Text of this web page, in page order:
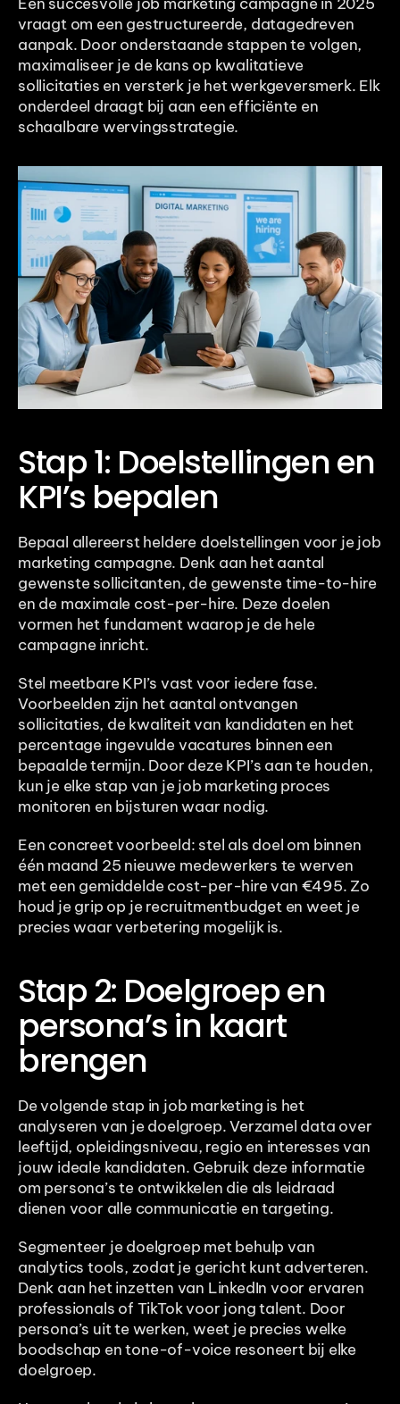
vraagt om een gestructureerde, datagedreven
aanpak. Door onderstaande stappen te volgen,
maximaliseer je de kans op kwalitatieve
sollicitaties en versterk je het werkgeversmerk. Elk
onderdeel draagt bij aan een efficiënte en
schaalbare wervingsstrategie.
Stap 1: Doelstellingen en
KPI’s bepalen
Bepaal allereerst heldere doelstellingen voor je job
marketing campagne. Denk aan het aantal
gewenste sollicitanten, de gewenste time-to-hire
en de maximale cost-per-hire. Deze doelen
vormen het fundament waarop je de hele
campagne inricht.
Stel meetbare KPI’s vast voor iedere fase.
Voorbeelden zijn het aantal ontvangen
sollicitaties, de kwaliteit van kandidaten en het
percentage ingevulde vacatures binnen een
bepaalde termijn. Door deze KPI’s aan te houden,
kun je elke stap van je job marketing proces
monitoren en bijsturen waar nodig.
Een concreet voorbeeld: stel als doel om binnen
één maand 25 nieuwe medewerkers te werven
met een gemiddelde cost-per-hire van €495. Zo
houd je grip op je recruitmentbudget en weet je
precies waar verbetering mogelijk is.
Stap 2: Doelgroep en
persona’s in kaart
brengen
De volgende stap in job marketing is het
analyseren van je doelgroep. Verzamel data over
leeftijd, opleidingsniveau, regio en interesses van
jouw ideale kandidaten. Gebruik deze informatie
om persona’s te ontwikkelen die als leidraad
dienen voor alle communicatie en targeting.
Segmenteer je doelgroep met behulp van
analytics tools, zodat je gericht kunt adverteren.
Denk aan het inzetten van LinkedIn voor ervaren
professionals of TikTok voor jong talent. Door
persona’s uit te werken, weet je precies welke
boodschap en tone-of-voice resoneert bij elke
doelgroep.